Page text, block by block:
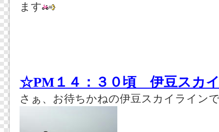
ます
☆PM１４：３０頃 伊豆スカ
さぁ、お待ちかねの伊豆スカイライン